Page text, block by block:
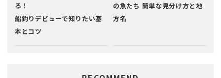
る！
船釣りデビューで知りたい基
本とコツ
の魚たち 簡単な見分け方と地
方名